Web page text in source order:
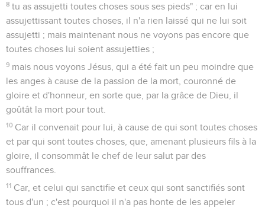
Et Moïse a bien été fidèle dans toute sa maison, comme
serviteur, en témoignage des choses qui devaient être dites ;
6 mais Christ, comme Fils, sur sa maison ; et nous sommes sa
maison, si du moins nous retenons ferme jusqu'au bout la
confiance et la gloire de l'espérance.
Le repos réservé au peuple de Dieu
7 C'est pourquoi, -comme dit l'Esprit Saint : "Aujourd'hui, si
vous entendez sa voix,
8 pas vos coeurs comme dans l'irritation au jour de la
tentation dans le désert,
9
vos pères m'ont tenté en m'éprouvant, et ont vu mes
oeuvres durant quarante ans.